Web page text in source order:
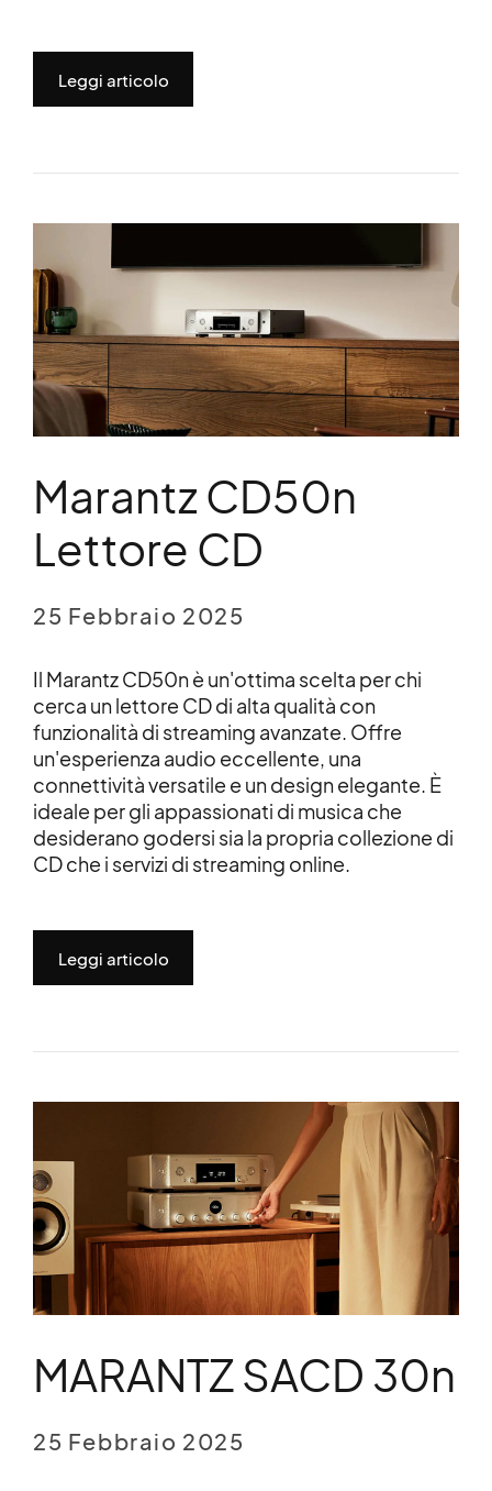
Leggi articolo
Marantz CD50n
Lettore CD
25 Febbraio 2025
Il Marantz CD50n è un'ottima scelta per chi
cerca un lettore CD di alta qualità con
funzionalità di streaming avanzate. Offre
un'esperienza audio eccellente, una
connettività versatile e un design elegante. È
ideale per gli appassionati di musica che
desiderano godersi sia la propria collezione di
CD che i servizi di streaming online.
Leggi articolo
MARANTZ SACD 30n
25 Febbraio 2025